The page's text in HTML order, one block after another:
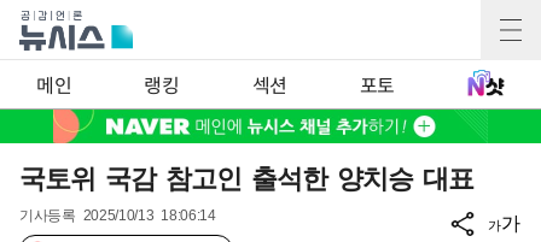
메인 랭킹 섹션 포토
국토위 국감 참고인 출석한 양치승 대표
기사등록 2025/10/13 18:06:14
가가